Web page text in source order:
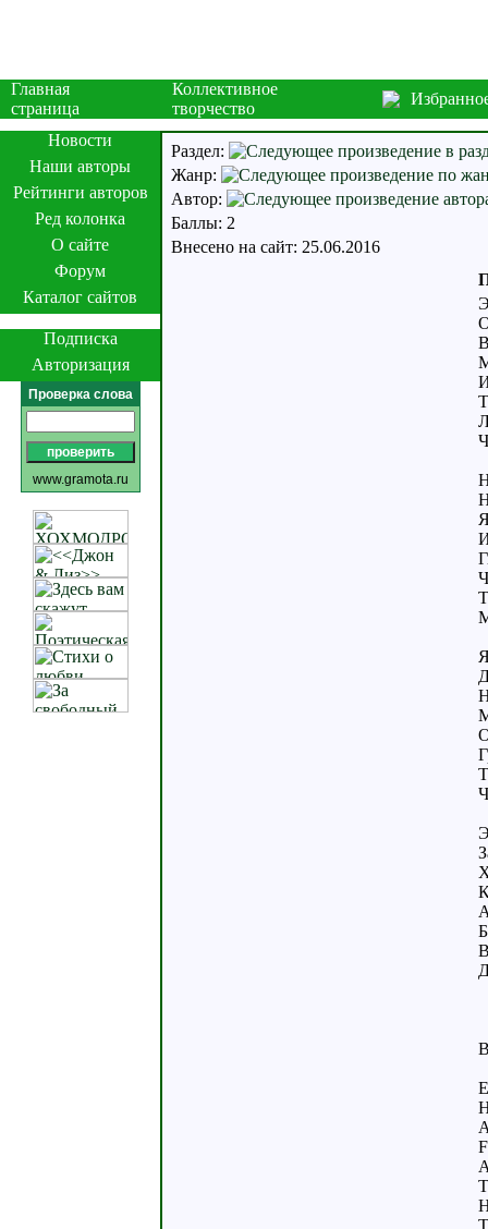
Главная
страница
Коллективное
творчество
Новости
Наши авторы
Рейтинги авторов
Ред колонка
О сайте
Форум
Каталог сайтов
Подписка
Авторизация
Проверка слова
www.gramota.ru
Раздел:
Жанр:
Автор:
Баллы: 2
Внесено на сайт: 25.06.2016